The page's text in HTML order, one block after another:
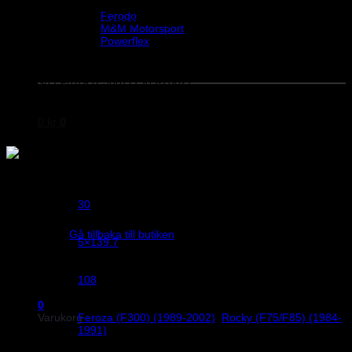
Ferodo
M&M Motorsport
Powerflex
Inga produkter i varukorgen.
Gå tillbaka till butiken
0
Varukorg
navcentrum Ø108mm. Tillverkade av aluminium och ytbehandlade
för bästa finish och korrosionsskydd. Dessa spacers har ingen
Daihatsu Feroza (F300) (1989-2002)
30
Bultmönster 5×139.7
108
Daihatsu
Feroza (F300) (1989-2002)
Rocky (F75/F85) (1984-
1991)